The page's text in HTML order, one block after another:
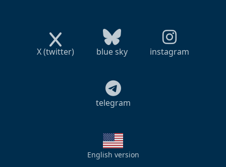
X (twitter) blue sky instagram
telegram
English version